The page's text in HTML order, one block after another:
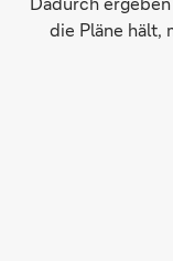
die Pläne hält,